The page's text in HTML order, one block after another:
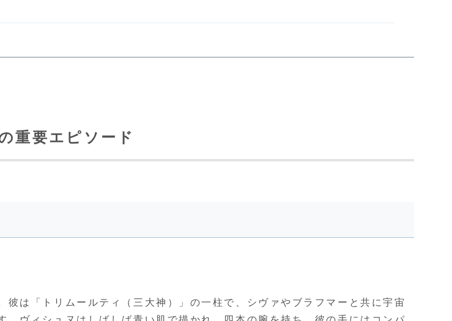
重要エピソード
は「トリムールティ（三大神）」の一柱で、シヴァやブラフマーと共に宇宙